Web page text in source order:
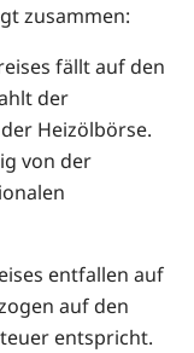
zusammen:
fällt auf den
der
Heizölbörse.
von der
entfallen auf
auf den
entspricht.